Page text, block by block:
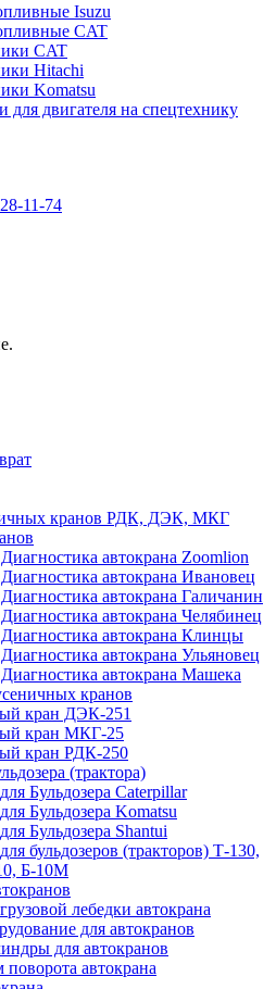
Isuzu
CAT
CAT
Hitachi
Komatsu
двигателя на спецтехнику
11-74
кранов РДК, ДЭК, МКГ
автокрана Zoomlion
автокрана Ивановец
автокрана Галичанин
автокрана Челябинец
автокрана Клинцы
автокрана Ульяновец
автокрана Машека
кранов
кран ДЭК-251
кран МКГ-25
кран РДК-250
(трактора)
Бульдозера Caterpillar
Бульдозера Komatsu
Бульдозера Shantui
бульдозеров (тракторов) Т-130,
Б-10М
лебедки автокрана
для автокранов
для автокранов
автокрана